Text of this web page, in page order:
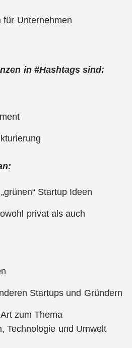
für Unternehmen
in #Hashtags sind:
Startup Ideen
privat als auch
Startups und Gründern
zum Thema
Technologie und Umwelt